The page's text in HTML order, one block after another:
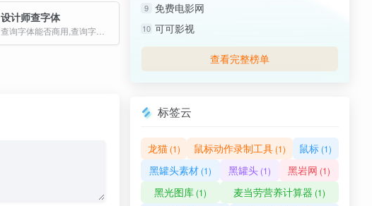
设计师查字体
9 免费电影网
10 可可影视
查看完整榜单
标签云
龙猫(1) 鼠标动作录制工具(1) 鼠标 (1)
黑罐头素材 (1) 黑罐头 (1) 黑岩网 (1)
黑光图库 (1) 麦当劳营养计算器 (1)